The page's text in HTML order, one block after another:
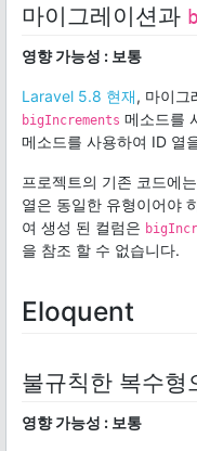
마이그레이션과
영향 가능성 : 보통
Laravel 5.8 현재, 마이그
bigIncrements 메소드를
메소드를 사용하여 ID 열
프로젝트의 기존 코드에
열은 동일한 유형이어야
여 생성 된 컬럼은
을 참조 할 수 없습니다.
Eloquent
불규칙한 복수형
영향 가능성 : 보통